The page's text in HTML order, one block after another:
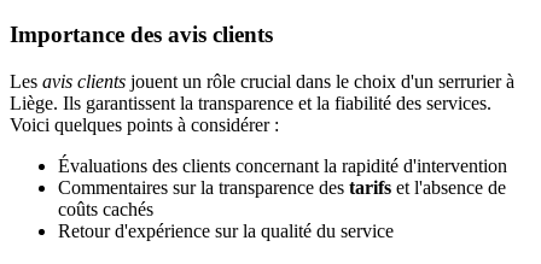
Importance des avis clients
Les avis clients jouent un rôle crucial dans le choix d'un serrurier à
Liège. Ils garantissent la transparence et la fiabilité des services.
Voici quelques points à considérer :
Évaluations des clients concernant la rapidité d'intervention
Commentaires sur la transparence des tarifs et l'absence de
coûts cachés
Retour d'expérience sur la qualité du service